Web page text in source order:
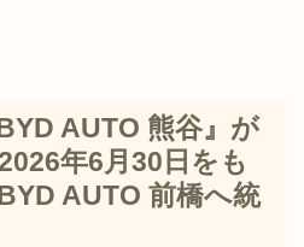
AUTO 熊谷』が
年6月30日をも
AUTO 前橋へ統